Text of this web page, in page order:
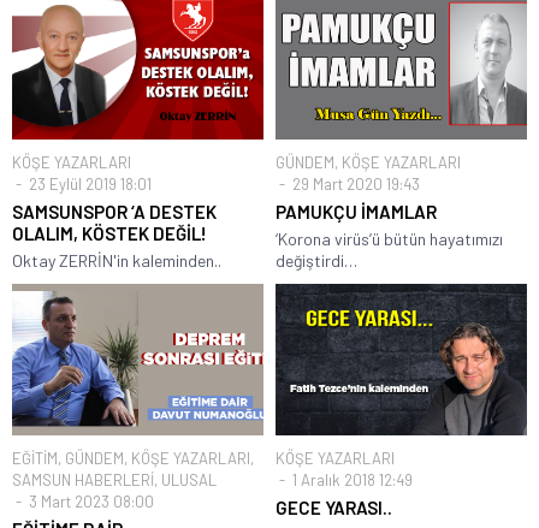
KÖŞE YAZARLARI
23 Eylül 2019 18:01
SAMSUNSPOR ‘A DESTEK
OLALIM, KÖSTEK DEĞİL!
Oktay ZERRİN'in kaleminden..
GÜNDEM, KÖŞE YAZARLARI
29 Mart 2020 19:43
PAMUKÇU İMAMLAR
‘Korona virüs’ü bütün hayatımızı
değiştirdi…
EĞİTİM, GÜNDEM, KÖŞE YAZARLARI,
SAMSUN HABERLERİ, ULUSAL
3 Mart 2023 08:00
KÖŞE YAZARLARI
1 Aralık 2018 12:49
GECE YARASI..